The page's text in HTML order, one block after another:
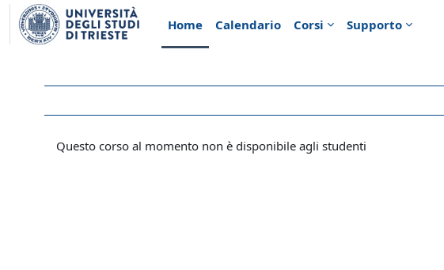
Vai al contenuto principale
Home
Calendario Corsi Supporto
Questo corso al momento non è disponibile agli studenti